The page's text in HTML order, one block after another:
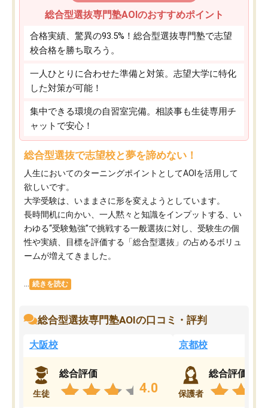
総合型選抜専門塾AOIのおすすめポイント
合格実績、驚異の93.5%！総合型選抜専門塾で志望
校合格を勝ち取ろう。
一人ひとりに合わせた準備と対策。志望大学に特化
した対策が可能！
集中できる環境の自習室完備。相談事も生徒専用チ
ャットで安心！
総合型選抜で志望校と夢を諦めない！
人生においてのターニングポイントとしてAOIを活用して
欲しいです。
大学受験は、いままさに形を変えようとしています。
長時間机に向かい、一人黙々と知識をインプットする、い
わゆる“受験勉強”で挑戦する一般選抜に対し、受験生の個
性や実績、目標を評価する「総合型選抜」の占めるボリュ
ームが増えてきました。
続きを読む
総合型選抜専門塾AOIの口コミ・評判
大阪校
生徒
総合評価
4.0
京都校
保護者
総合評価